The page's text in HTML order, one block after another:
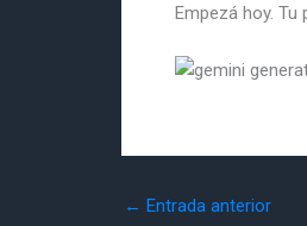
Empezá hoy.
← Entrada anterior